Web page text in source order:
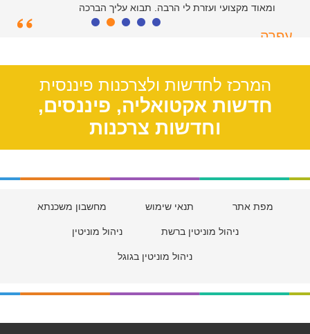
ומאוד מקצועי ועזרת לי הרבה. תבוא עליך הברכה
עפרה
המרכז לחדשות ולצרכנות פיננסית
חדשות אקטואליה, פיננסים,
וחדשות צרכנות
מפת אתר תנאי שימוש מחשבון משכנתא
ניהול מוניטין ברשת ניהול מוניטין
ניהול מוניטין בגוגל